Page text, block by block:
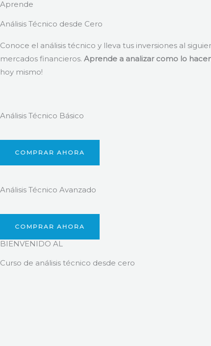
Aprende
Análisis Técnico desde Cero
Conoce el análisis técnico y lleva tus inversiones al
mercados financieros. Aprende a analizar como lo
hoy mismo!
Análisis Técnico Básico
COMPRAR AHORA
Análisis Técnico Avanzado
COMPRAR AHORA
BIENVENIDO AL
Curso de análisis técnico desde cero